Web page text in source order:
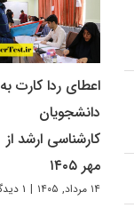
اعطای ردا کارت به
دانشجویان
کارشناسی ارشد از
مهر ۱۴۰۵
۱۴ مرداد, ۱۴۰۵ | ۱ دیدگاه